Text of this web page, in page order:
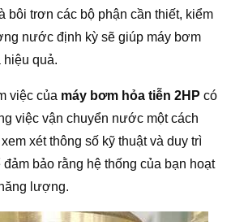
bôi trơn các bộ phận cần thiết, kiểm
nước định kỳ sẽ giúp máy bơm
hiệu quả.
việc của máy bơm hỏa tiễn 2HP có
việc vận chuyển nước một cách
xét thông số kỹ thuật và duy trì
bảo rằng hệ thống của bạn hoạt
lượng.